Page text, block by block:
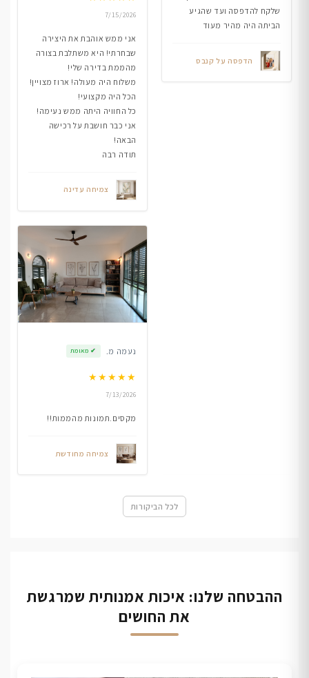
שלקח להדפסה ועד שהגיע
הביתה היה מהיר מעוד
הדפסה על קנבס
7/15/2026
אני ממש אוהבת את היצירה
שבחרתי! היא משתלבת בצורה
מהממת בדירה שלי!
משלוח היה מעולה! ארוז מצויין!
הכל היה מקצועי!
כל החוויה היתה ממש נעימה!
אני כבר חושבת על רכישה
הבאה!
תודה רבה
צמיחה עדינה
נעמה מ. ✔ מאומת
★★★★★
7/13/2026
מקסים.תמונות מהממות!!
צמיחה מחודשת
לכל הביקורות
ההבטחה שלנו: איכות אמנותית שמרגשת
את החושים